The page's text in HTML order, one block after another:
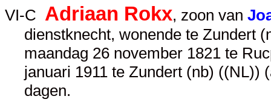
VI-C Adriaan Rokx, zoon van
dienstknecht, wonende te Zundert
maandag 26 november 1821 te
januari 1911 te Zundert (nb) ((NL))
dagen.